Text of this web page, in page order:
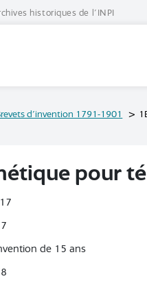
historiques de l'INPI
d'invention 1791-1901
pour
de 15 ans